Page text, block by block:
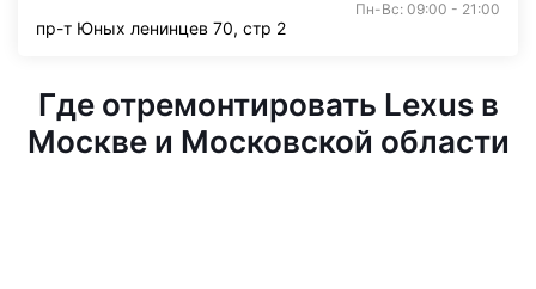
Пн-Вс: 09:00 - 21:00
пр-т Юных ленинцев 70, стр 2
Где отремонтировать Lexus в
Москве и Московской области